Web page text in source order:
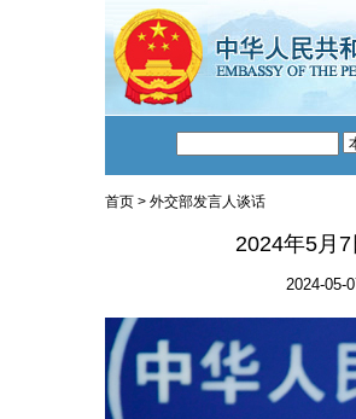
首页> 外交部发言人谈话
2024年5月
2024-05-